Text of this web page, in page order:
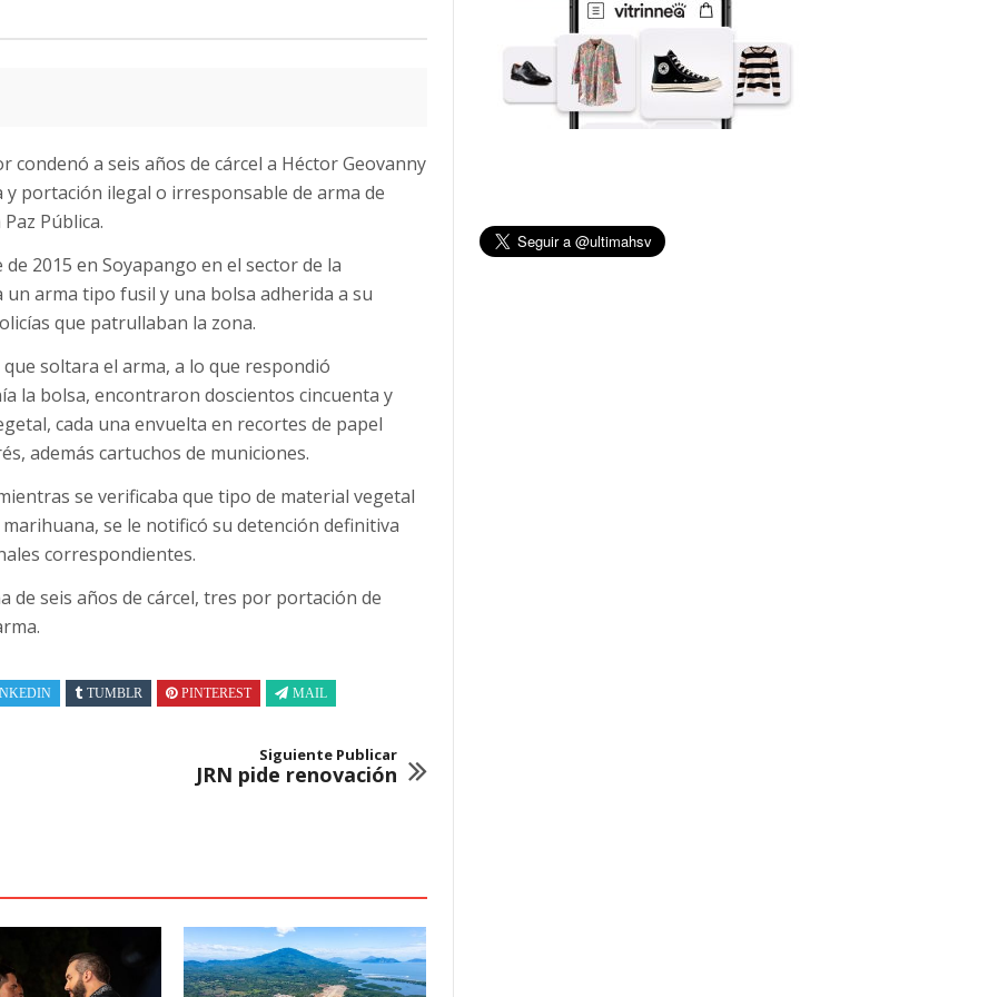
condenó a seis años de cárcel a Héctor Geovanny
portación ilegal o irresponsable de arma de
Pública.
2015 en Soyapango en el sector de la
arma tipo fusil y una bolsa adherida a su
que patrullaban la zona.
soltara el arma, a lo que respondió
la bolsa, encontraron doscientos cincuenta y
cada una envuelta en recortes de papel
además cartuchos de municiones.
se verificaba que tipo de material vegetal
se le notificó su detención definitiva
correspondientes.
de seis años de cárcel, tres por portación de
TUMBLR PINTEREST MAIL
Siguiente Publicar
JRN pide renovación